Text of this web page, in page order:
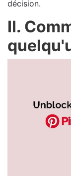
décision.
II.